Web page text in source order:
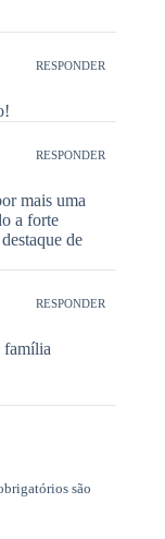
RESPONDER
RESPONDER
mais uma
a forte
de
RESPONDER
família
são